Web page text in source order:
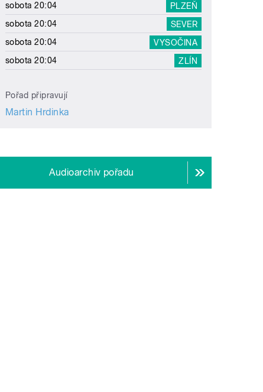
sobota 20:04
PLZEŇ
sobota 20:04
SEVER
sobota 20:04
VYSOČINA
sobota 20:04
ZLÍN
Pořad připravují
Martin Hrdinka
Audioarchiv pořadu